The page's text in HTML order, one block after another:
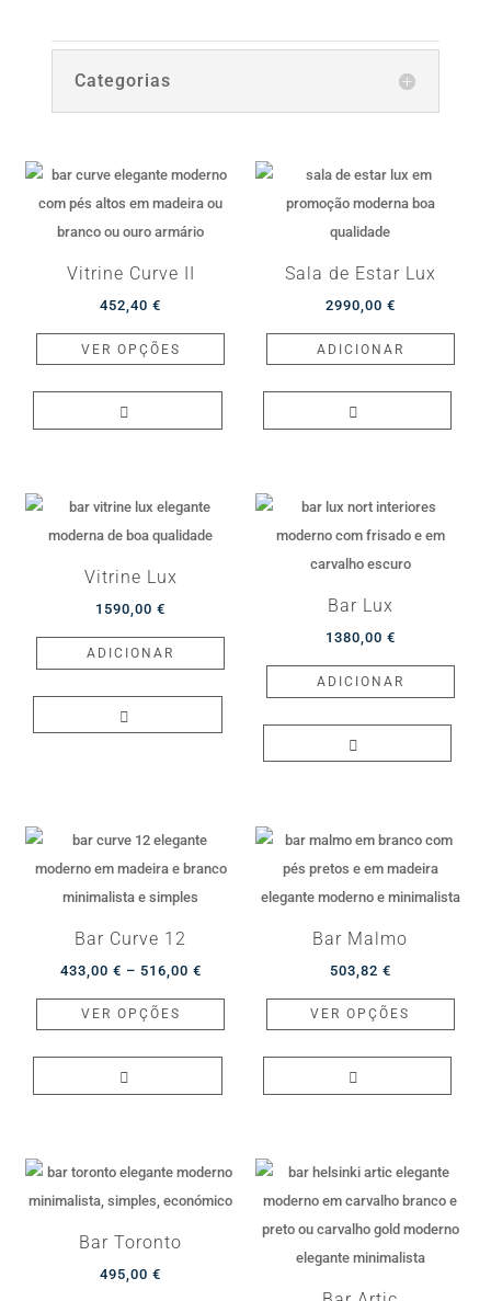
Categorias
Vitrine Curve II
452,40€
VER OPÇÕES
This
product
options
product
Sala de Estar Lux
2990,00 €
ADICIONAR
Vitrine Lux
1590,00€
ADICIONAR
Bar Lux
1380,00 €
ADICIONAR
Bar Curve 12
433,00 € – 516,00 €Price
range:
433,00 €
through
VER OPÇÕES
This
product
options
may
Bar Malmo
503,82 €
VER OPÇÕES
This
may
be
Bar Toronto
495,00€